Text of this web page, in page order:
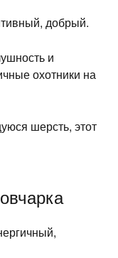
добрый.
и
охотники на
шерсть, этот